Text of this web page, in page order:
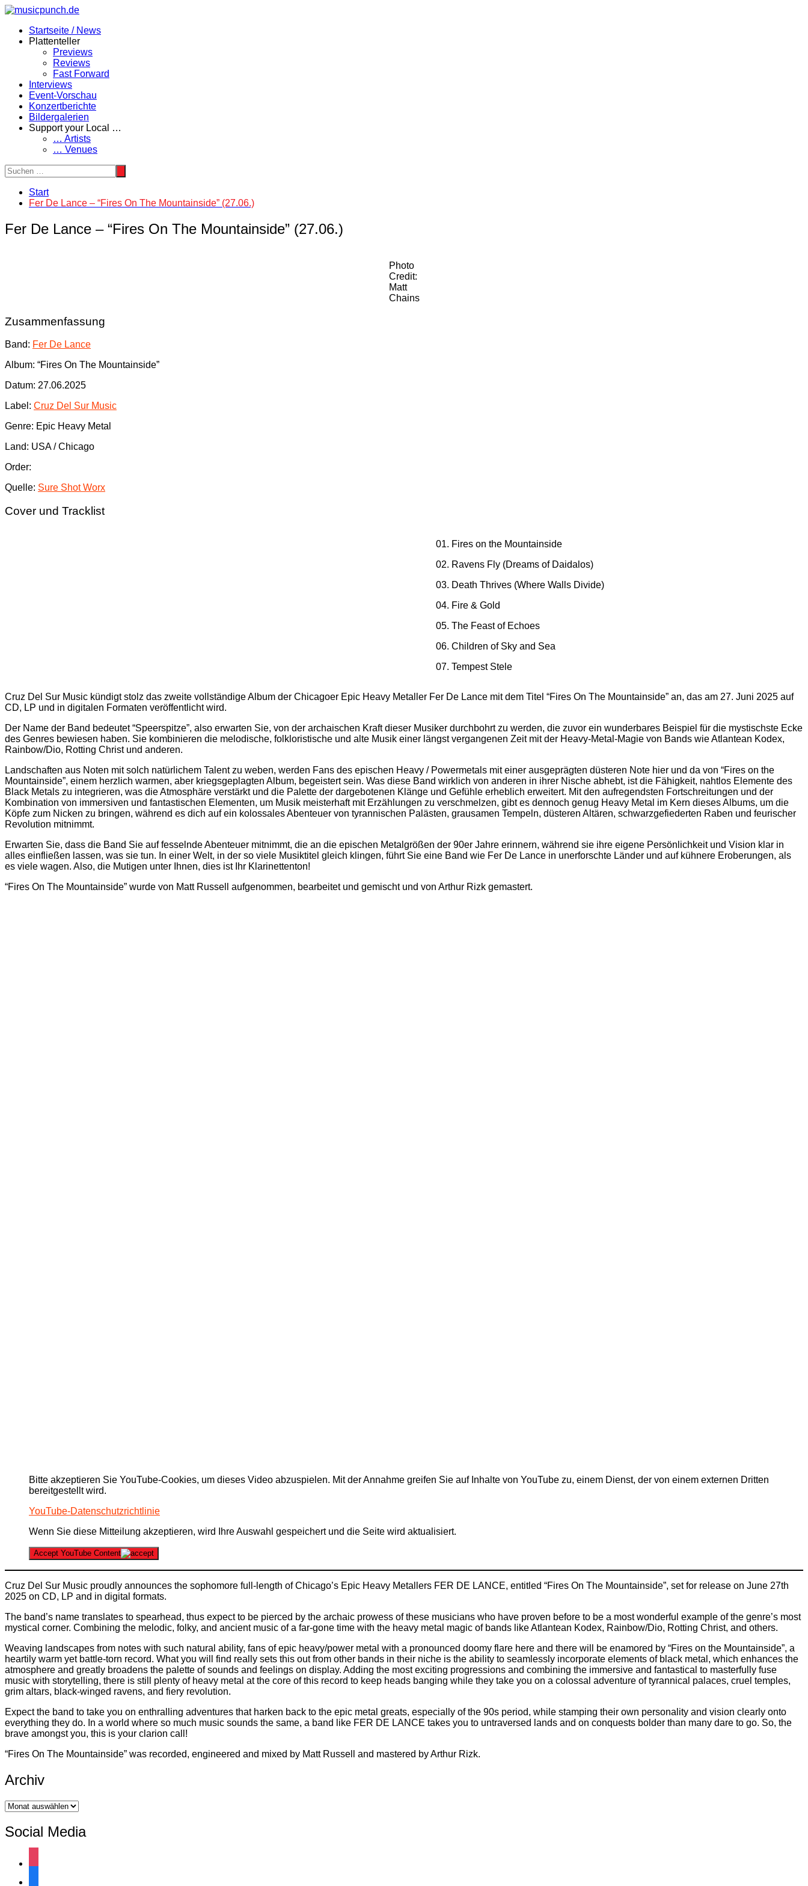
Zum
springenStartseite / News
Plattenteller
Previews
Reviews
Fast Forward
Interviews
Event-Vorschau
Konzertberichte
Bildergalerien
Support your Local …
… Artists
… Venues
Start
Fer De Lance – “Fires On The Mountainside” (27.06.)
Fer De Lance – “Fires On The Mountainside” (27.06.)
Photo
Credit:
Matt
Chains
Zusammenfassung
Band: Fer De Lance
Album: “Fires On The Mountainside”
Datum: 27.06.2025
Label: Cruz Del Sur Music
Genre: Epic Heavy Metal
Land: USA / Chicago
Order:
Quelle: Sure Shot Worx
Cover und Tracklist
01. Fires on the Mountainside
02. Ravens Fly (Dreams of Daidalos)
03. Death Thrives (Where Walls Divide)
04. Fire & Gold
05. The Feast of Echoes
06. Children of Sky and Sea
07. Tempest Stele
Cruz Del Sur Music kündigt stolz das zweite vollständige Album der Chicagoer Epic Heavy Metaller Fer De Lance mit dem Titel “Fires On The Mountainside” an, das am 27. Juni 2025 auf
CD, LP und in digitalen Formaten veröffentlicht wird.
Der Name der Band bedeutet “Speerspitze”, also erwarten Sie, von der archaischen Kraft dieser Musiker durchbohrt zu werden, die zuvor ein wunderbares Beispiel für die mystischste Ecke
des Genres bewiesen haben. Sie kombinieren die melodische, folkloristische und alte Musik einer längst vergangenen Zeit mit der Heavy-Metal-Magie von Bands wie Atlantean Kodex,
Rainbow/Dio, Rotting Christ und anderen.
Landschaften aus Noten mit solch natürlichem Talent zu weben, werden Fans des epischen Heavy / Powermetals mit einer ausgeprägten düsteren Note hier und da von “Fires on the
Mountainside”, einem herzlich warmen, aber kriegsgeplagten Album, begeistert sein. Was diese Band wirklich von anderen in ihrer Nische abhebt, ist die Fähigkeit, nahtlos Elemente des
Black Metals zu integrieren, was die Atmosphäre verstärkt und die Palette der dargebotenen Klänge und Gefühle erheblich erweitert. Mit den aufregendsten Fortschreitungen und der
Kombination von immersiven und fantastischen Elementen, um Musik meisterhaft mit Erzählungen zu verschmelzen, gibt es dennoch genug Heavy Metal im Kern dieses Albums, um die
Köpfe zum Nicken zu bringen, während es dich auf ein kolossales Abenteuer von tyrannischen Palästen, grausamen Tempeln, düsteren Altären, schwarzgefiederten Raben und feurischer
Revolution mitnimmt.
Erwarten Sie, dass die Band Sie auf fesselnde Abenteuer mitnimmt, die an die epischen Metalgrößen der 90er Jahre erinnern, während sie ihre eigene Persönlichkeit und Vision klar in
alles einfließen lassen, was sie tun. In einer Welt, in der so viele Musiktitel gleich klingen, führt Sie eine Band wie Fer De Lance in unerforschte Länder und auf kühnere Eroberungen, als
es viele wagen. Also, die Mutigen unter Ihnen, dies ist Ihr Klarinettenton!
“Fires On The Mountainside” wurde von Matt Russell aufgenommen, bearbeitet und gemischt und von Arthur Rizk gemastert.
Bitte akzeptieren Sie YouTube-Cookies, um dieses Video abzuspielen. Mit der Annahme greifen Sie auf Inhalte von YouTube zu, einem Dienst, der von einem externen Dritten
bereitgestellt wird.
YouTube-Datenschutzrichtlinie
Wenn Sie diese Mitteilung akzeptieren, wird Ihre Auswahl gespeichert und die Seite wird aktualisiert.
Accept YouTube Content
Cruz Del Sur Music proudly announces the sophomore full-length of Chicago’s Epic Heavy Metallers FER DE LANCE, entitled “Fires On The Mountainside”, set for release on June 27th
2025 on CD, LP and in digital formats.
The band’s name translates to spearhead, thus expect to be pierced by the archaic prowess of these musicians who have proven before to be a most wonderful example of the genre’s most
mystical corner. Combining the melodic, folky, and ancient music of a far-gone time with the heavy metal magic of bands like Atlantean Kodex, Rainbow/Dio, Rotting Christ, and others.
Weaving landscapes from notes with such natural ability, fans of epic heavy/power metal with a pronounced doomy flare here and there will be enamored by “Fires on the Mountainside”, a
heartily warm yet battle-torn record. What you will find really sets this out from other bands in their niche is the ability to seamlessly incorporate elements of black metal, which enhances the
atmosphere and greatly broadens the palette of sounds and feelings on display. Adding the most exciting progressions and combining the immersive and fantastical to masterfully fuse
music with storytelling, there is still plenty of heavy metal at the core of this record to keep heads banging while they take you on a colossal adventure of tyrannical palaces, cruel temples,
grim altars, black-winged ravens, and fiery revolution.
Expect the band to take you on enthralling adventures that harken back to the epic metal greats, especially of the 90s period, while stamping their own personality and vision clearly onto
everything they do. In a world where so much music sounds the same, a band like FER DE LANCE takes you to untraversed lands and on conquests bolder than many dare to go. So, the
brave amongst you, this is your clarion call!
“Fires On The Mountainside” was recorded, engineered and mixed by Matt Russell and mastered by Arthur Rizk.
Archiv
Archiv
Social Media